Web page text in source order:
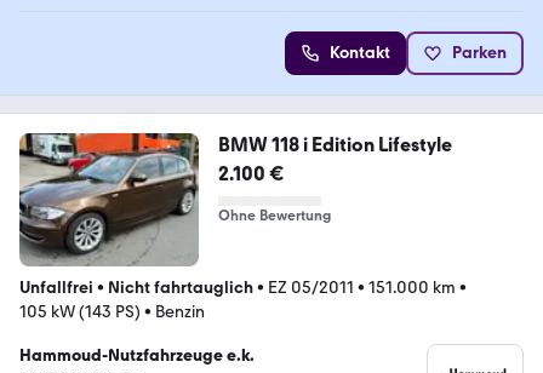
Kontakt Parken
BMW 118 i Edition Lifestyle
2.100 €
Ohne Bewertung
Unfallfrei • Nicht fahrtauglich• EZ 05/2011 • 151.000 km •
105 kW (143 PS) • Benzin
Hammoud-Nutzfahrzeuge e.k.